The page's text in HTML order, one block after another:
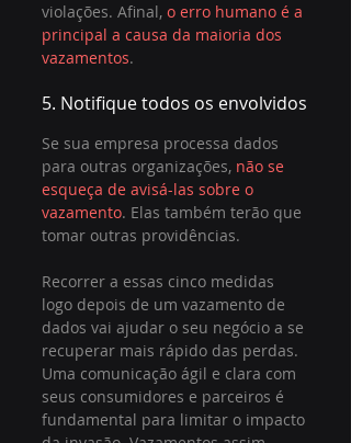
violações. Afinal, o erro humano é a
principal a causa da maioria dos
vazamentos.
5. Notifique todos os envolvidos
Se sua empresa processa dados
para outras organizações, não se
esqueça de avisá-las sobre o
vazamento. Elas também terão que
tomar outras providências.
Recorrer a essas cinco medidas
logo depois de um vazamento de
dados vai ajudar o seu negócio a se
recuperar mais rápido das perdas.
Uma comunicação ágil e clara com
seus consumidores e parceiros é
fundamental para limitar o impacto